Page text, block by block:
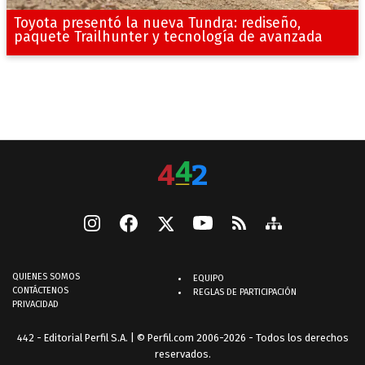
Toyota presentó la nueva Tundra: rediseño,
paquete Trailhunter y tecnología de avanzada
QUIENES SOMOS
CONTÁCTENOS
PRIVACIDAD
EQUIPO
REGLAS DE PARTICIPACIÓN
442 - Editorial Perfil S.A. | © Perfil.com 2006-2026 - Todos los derechos
reservados.